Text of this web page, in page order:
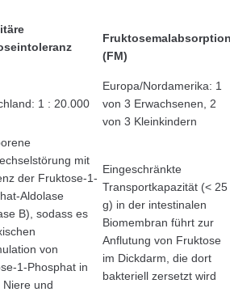
(FM)
1 : 20.000
Europa/Nordamerika: 1
von 3 Erwachsenen, 2
von 3 Kleinkindern
mit
der Fruktose-1-
Aldolase
B), sodass es
von
1-Phosphat in
Niere und
Eingeschränkte
Transportkapazität (< 25
g) in der intestinalen
Biomembran führt zur
Anflutung von Fruktose
im Dickdarm, die dort
bakteriell zersetzt wird